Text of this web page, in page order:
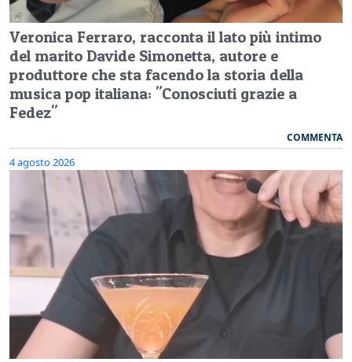
Veronica Ferraro, racconta il lato più intimo
del marito Davide Simonetta, autore e
produttore che sta facendo la storia della
musica pop italiana: "Conosciuti grazie a
Fedez"
COMMENTA
4 agosto 2026